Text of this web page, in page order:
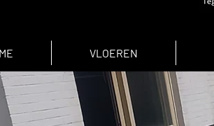
VLOEREN